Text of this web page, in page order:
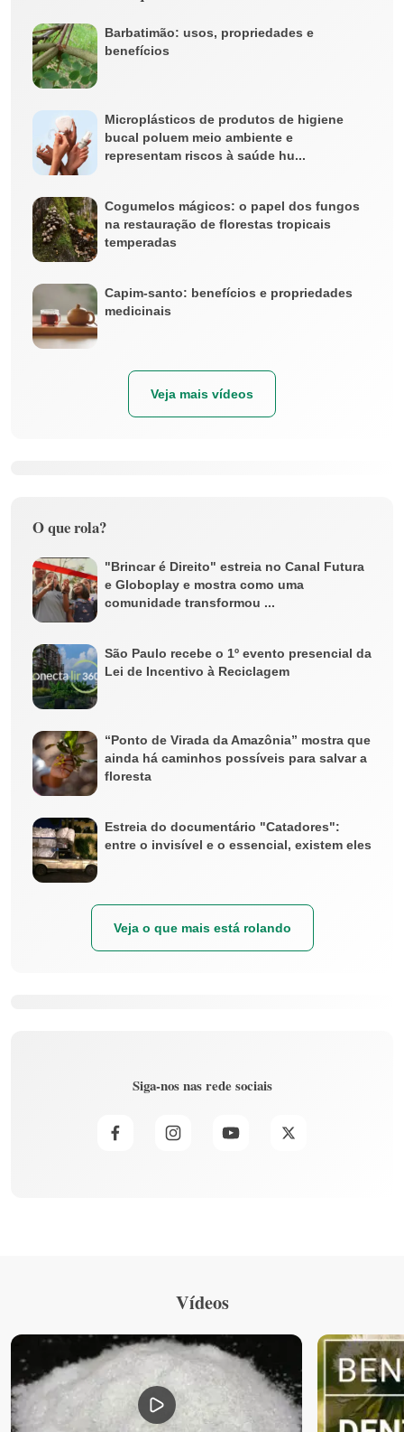
Barbatimão: usos, propriedades e
benefícios
Microplásticos de produtos de higiene
bucal poluem meio ambiente e
representam riscos à saúde hu...
Cogumelos mágicos: o papel dos fungos
na restauração de florestas tropicais
temperadas
Capim-santo: benefícios e propriedades
medicinais
Veja mais vídeos
O que rola?
"Brincar é Direito" estreia no Canal Futura
e Globoplay e mostra como uma
comunidade transformou ...
São Paulo recebe o 1º evento presencial da
Lei de Incentivo à Reciclagem
“Ponto de Virada da Amazônia” mostra que
ainda há caminhos possíveis para salvar a
floresta
Estreia do documentário "Catadores":
entre o invisível e o essencial, existem eles
Veja o que mais está rolando
Siga-nos nas rede sociais
Vídeos